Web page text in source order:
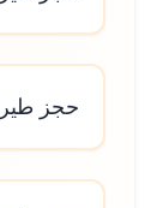
حجز طيران